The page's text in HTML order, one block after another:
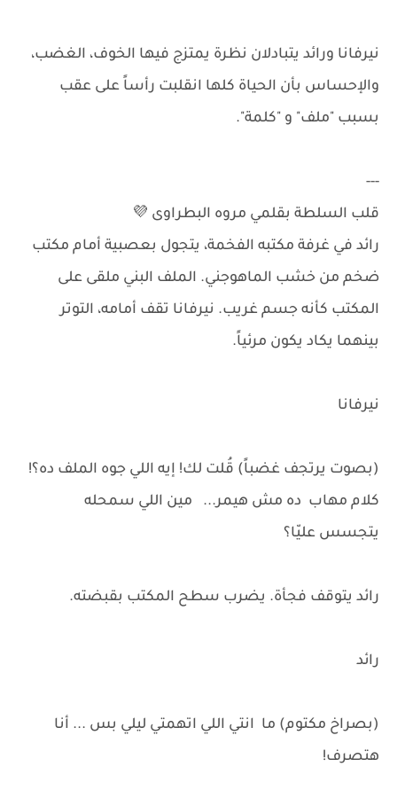
نيرفانا ورائد يتبادلان نظرة يمتزج فيها الخوف، الغضب،
والإحساس بأن الحياة كلها انقلبت رأساً على عقب
بسبب "ملف" و "كلمة".
---
قلب السلطة بقلمي مروه البطراوى 💜
رائد في غرفة مكتبه الفخمة، يتجول بعصبية أمام مكتب
ضخم من خشب الماهوجني. الملف البني ملقى على
المكتب كأنه جسم غريب. نيرفانا تقف أمامه، التوتر
بينهما يكاد يكون مرئياً.
نيرفانا
(بصوت يرتجف غضباً) قُلت لك! إيه اللي جوه الملف ده؟!
كلام مهاب ده مش هيمر... مين اللي سمحله
يتجسس عليّا؟
رائد يتوقف فجأة. يضرب سطح المكتب بقبضته.
رائد
(بصراخ مكتوم) ما انتي اللي اتهمتي ليلي بس ... أنا
هتصرف!